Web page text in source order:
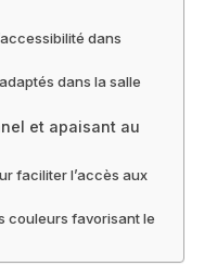
dans
dans la salle
et apaisant au
faciliter l’accès aux
couleurs favorisant le